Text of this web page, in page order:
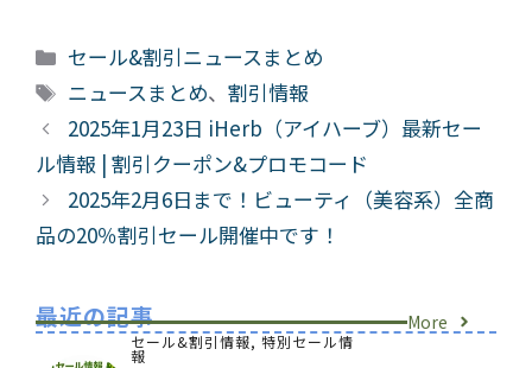
カ
テ
リ
ー
セール&割引ニュースまとめ
タ
グ
ニュースまとめ、割引情報
2025年1月23日 iHerb（アイハーブ）最新セー
ル情報 | 割引クーポン&プロモコード
2025年2月6日まで！ビューティ（美容系）全商
品の20％割引セール開催中です！
最近の記事 More
セール&割引情報, 特別セール情
報